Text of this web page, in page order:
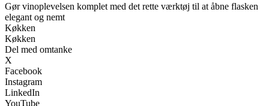
Gør vinoplevelsen komplet med det rette værktøj til at åbne flasken
elegant og nemt
Køkken
Køkken
Del med omtanke
X
Facebook
Instagram
LinkedIn
YouTube